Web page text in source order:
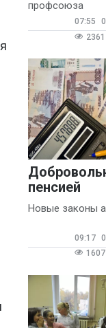
(13)
Брусницын
Андрей
Аксана
Сгибнева
Анна
Романова
Шаран
Анастасия
профсоюза
07:55
2361
пенсией
Новые законы
09:17
1607